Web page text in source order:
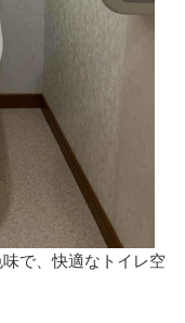
で、快適なトイレ空